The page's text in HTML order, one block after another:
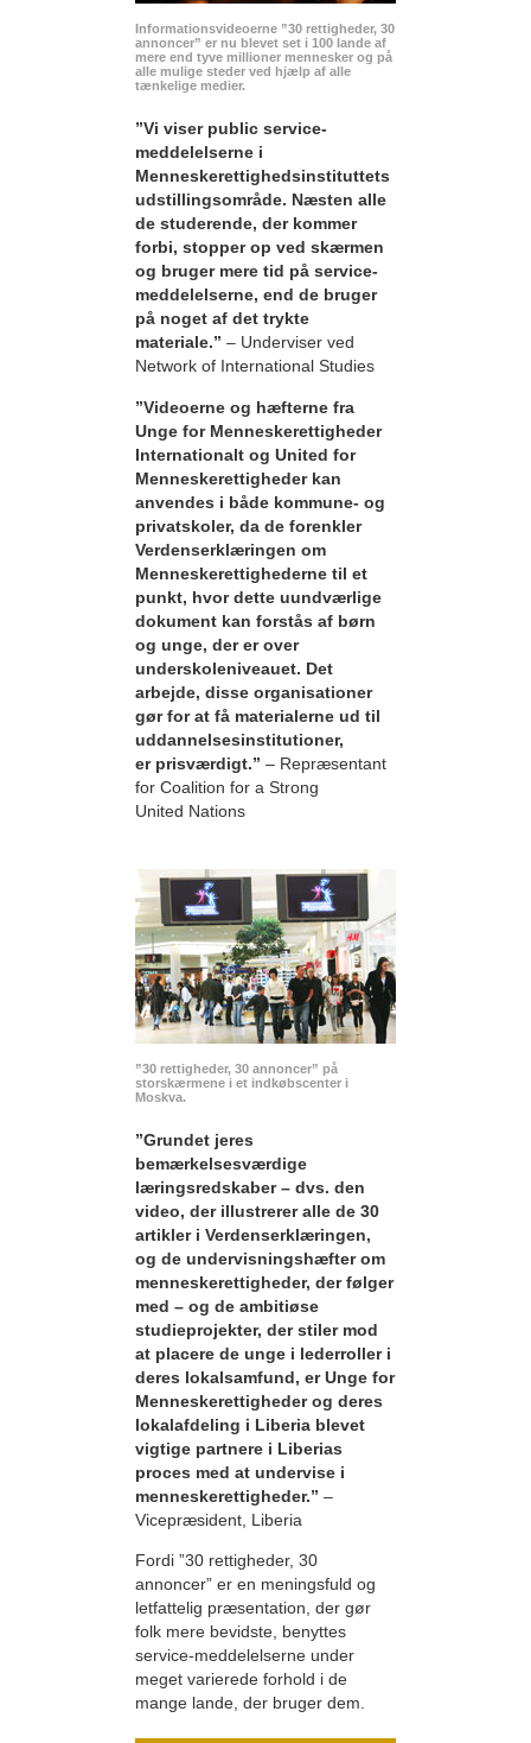
Informationsvideoerne ”30 rettigheder, 30
annoncer” er nu blevet set i 100 lande af
mere end tyve millioner mennesker og på
alle mulige steder ved hjælp af alle
tænkelige medier.
”Vi viser public service-
meddelelserne i
Menneskerettighedsinstituttets
udstillingsområde. Næsten alle
de studerende, der kommer
forbi, stopper op ved skærmen
og bruger mere tid på service-
meddelelserne, end de bruger
på noget af det trykte
materiale.” – Underviser ved
Network of International Studies
”Videoerne og hæfterne fra
Unge for Menneskerettigheder
Internationalt og United for
Menneskerettigheder kan
anvendes i både kommune- og
privatskoler, da de forenkler
Verdenserklæringen om
Menneskerettighederne til et
punkt, hvor dette uundværlige
dokument kan forstås af børn
og unge, der er over
underskoleniveauet. Det
arbejde, disse organisationer
gør for at få materialerne ud til
uddannelsesinstitutioner,
er prisværdigt.” – Repræsentant
for Coalition for a Strong
United Nations
”30 rettigheder, 30 annoncer” på
storskærmene i et indkøbscenter i
Moskva.
”Grundet jeres
bemærkelsesværdige
læringsredskaber – dvs. den
video, der illustrerer alle de 30
artikler i Verdenserklæringen,
og de undervisningshæfter om
menneskerettigheder, der følger
med – og de ambitiøse
studieprojekter, der stiler mod
at placere de unge i lederroller i
deres lokalsamfund, er Unge for
Menneskerettigheder og deres
lokalafdeling i Liberia blevet
vigtige partnere i Liberias
proces med at undervise i
menneskerettigheder.” –
Vicepræsident, Liberia
Fordi ”30 rettigheder, 30
annoncer” er en meningsfuld og
letfattelig præsentation, der gør
folk mere bevidste, benyttes
service-meddelelserne under
meget varierede forhold i de
mange lande, der bruger dem.